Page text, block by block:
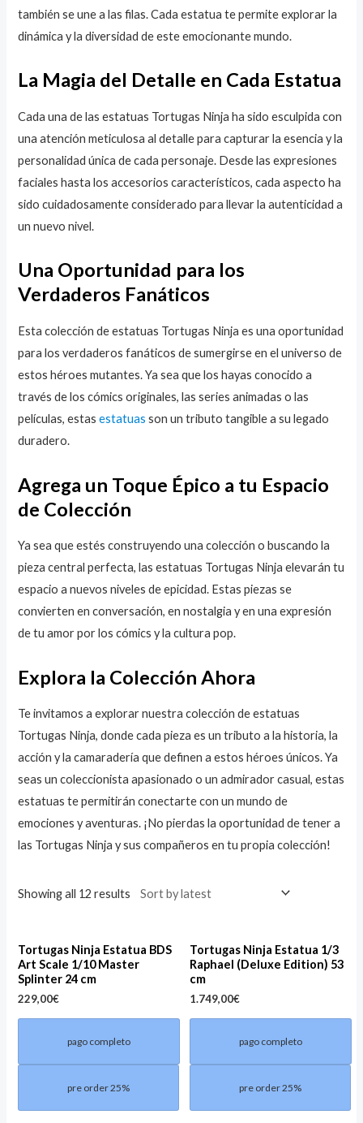
también se une a las filas. Cada estatua te permite explorar la
dinámica y la diversidad de este emocionante mundo.
La Magia del Detalle en Cada Estatua
Cada una de las estatuas Tortugas Ninja ha sido esculpida con
una atención meticulosa al detalle para capturar la esencia y la
personalidad única de cada personaje. Desde las expresiones
faciales hasta los accesorios característicos, cada aspecto ha
sido cuidadosamente considerado para llevar la autenticidad a
un nuevo nivel.
Una Oportunidad para los
Verdaderos Fanáticos
Esta colección de estatuas Tortugas Ninja es una oportunidad
para los verdaderos fanáticos de sumergirse en el universo de
estos héroes mutantes. Ya sea que los hayas conocido a
través de los cómics originales, las series animadas o las
películas, estasestatuas son un tributo tangible a su legado
duradero.
Agrega un Toque Épico a tu Espacio
de Colección
Ya sea que estés construyendo una colección o buscando la
pieza central perfecta, las estatuas Tortugas Ninja elevarán tu
espacio a nuevos niveles de epicidad. Estas piezas se
convierten en conversación, en nostalgia y en una expresión
de tu amor por los cómics y la cultura pop.
Explora la Colección Ahora
Te invitamos a explorar nuestra colección de estatuas
Tortugas Ninja, donde cada pieza es un tributo a la historia, la
acción y la camaradería que definen a estos héroes únicos. Ya
seas un coleccionista apasionado o un admirador casual, estas
estatuas te permitirán conectarte con un mundo de
emociones y aventuras. ¡No pierdas la oportunidad de tener a
las Tortugas Ninja y sus compañeros en tu propia colección!
Showing all 12 results
Tortugas Ninja Estatua BDS
Art Scale 1/10 Master
Splinter 24 cm
229,00€
pago completo
pre order 25%
Tortugas Ninja Estatua 1/3
Raphael (Deluxe Edition) 53
cm
1.749,00€
pago completo
pre order 25%